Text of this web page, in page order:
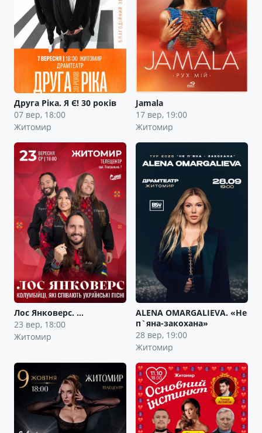
Друга Ріка. Я Є! 30 років
07 вер, 18:00
Житомир
Jamala
17 вер, 19:00
Житомир
Лос Янковерс. …
23 вер, 18:00
Житомир
ALENA OMARGALIEVA. «Не
п`яна-закохана»
28 вер, 19:00
Житомир